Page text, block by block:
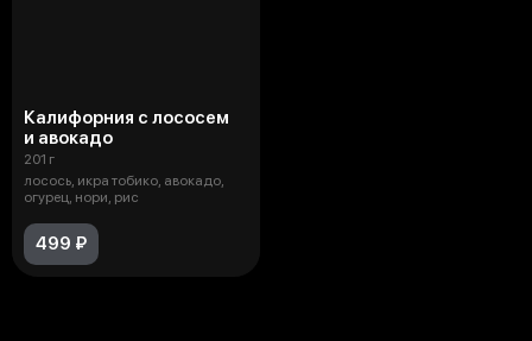
Калифорния с лососем
и авокадо
201 г
лосось, икра тобико, авокадо,
огурец, нори, рис
499 ₽